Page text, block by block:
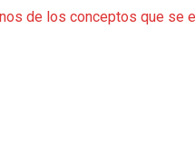
de los conceptos que se